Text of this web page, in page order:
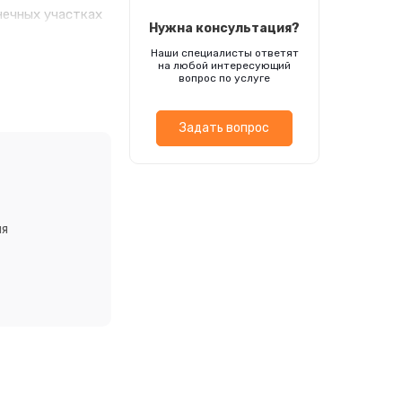
участках
вдоль
грунт рассаду
Нужна консультация?
Наши специалисты ответят
на любой интересующий
вопрос по услуге
Задать вопрос